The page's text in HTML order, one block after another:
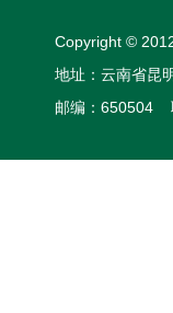
Copyright ©
地址：云南省昆
邮编：650504